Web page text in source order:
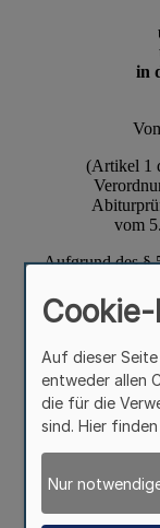
Auf dieser
entweder allen
die für die
sind. Hier
Nur